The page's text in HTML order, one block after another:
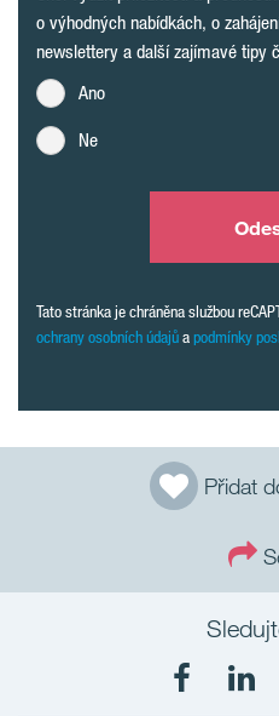
Přidat
o výhodných nabídkách, o
newslettery a další zajímavé tipy
Ano
Ne
Tato stránka je chráněna službou
ochrany osobních údajůapodmínky